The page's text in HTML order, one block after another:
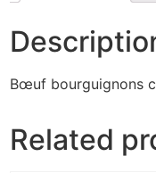
Bœuf bourguignons
Related